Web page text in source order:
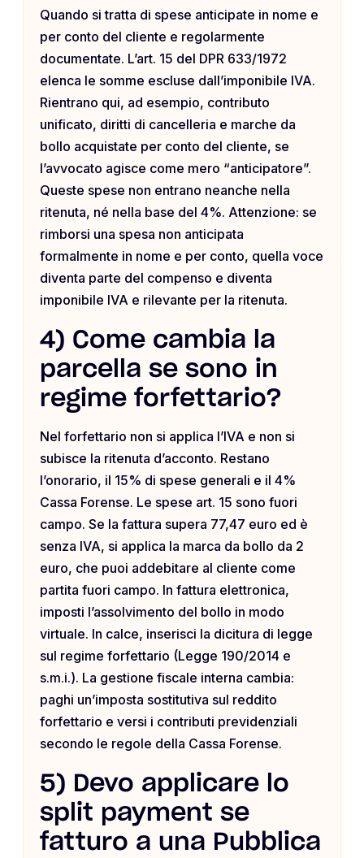
Quando si tratta di spese anticipate in nome e
per conto del cliente e regolarmente
documentate. L’art. 15 del DPR 633/1972
elenca le somme escluse dall’imponibile IVA.
Rientrano qui, ad esempio, contributo
unificato, diritti di cancelleria e marche da
bollo acquistate per conto del cliente, se
l’avvocato agisce come mero “anticipatore”.
Queste spese non entrano neanche nella
ritenuta, né nella base del 4%. Attenzione: se
rimborsi una spesa non anticipata
formalmente in nome e per conto, quella voce
diventa parte del compenso e diventa
imponibile IVA e rilevante per la ritenuta.
4) Come cambia la
parcella se sono in
regime forfettario?
Nel forfettario non si applica l’IVA e non si
subisce la ritenuta d’acconto. Restano
l’onorario, il 15% di spese generali e il 4%
Cassa Forense. Le spese art. 15 sono fuori
campo. Se la fattura supera 77,47 euro ed è
senza IVA, si applica la marca da bollo da 2
euro, che puoi addebitare al cliente come
partita fuori campo. In fattura elettronica,
imposti l’assolvimento del bollo in modo
virtuale. In calce, inserisci la dicitura di legge
sul regime forfettario (Legge 190/2014 e
s.m.i.). La gestione fiscale interna cambia:
paghi un’imposta sostitutiva sul reddito
forfettario e versi i contributi previdenziali
secondo le regole della Cassa Forense.
5) Devo applicare lo
split payment se
fatturo a una Pubblica